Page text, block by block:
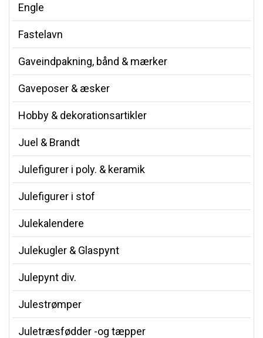
Engle
Fastelavn
Gaveindpakning, bånd & mærker
Gaveposer & æsker
Hobby & dekorationsartikler
Juel & Brandt
Julefigurer i poly. & keramik
Julefigurer i stof
Julekalendere
Julekugler & Glaspynt
Julepynt div.
Julestrømper
Juletræsfødder -og tæpper